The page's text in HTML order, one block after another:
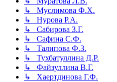
↳ Муслимова Ф.Х.
↳ Нурова Р.А.
↳ Сабирова З.Г.
↳ Сафина С.Ф.
↳ Талипова Ф.З.
↳ Тухбатуллина Д.Р.
↳ Файзуллина В.Г.
↳ Хаертдинова Г.Ф.